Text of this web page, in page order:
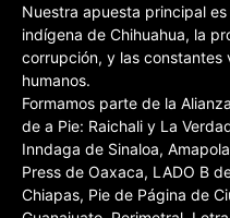
Nuestra apuesta principal
indígena de Chihuahua, la
corrupción, y las constantes
humanos.
Formamos parte de la
de a Pie: Raichali y La
Inndaga de Sinaloa,
Press de Oaxaca, LADO B
Chiapas, Pie de Página de